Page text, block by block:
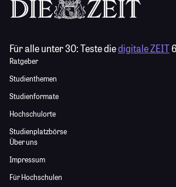
Für alle unter 30:Teste diedigitale ZEIT
Ratgeber
Studienthemen
Studienformate
Hochschulorte
Studienplatzbörse
Über uns
Impressum
Für Hochschulen